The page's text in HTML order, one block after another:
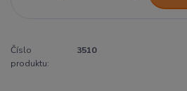
Číslo
produktu:
3510